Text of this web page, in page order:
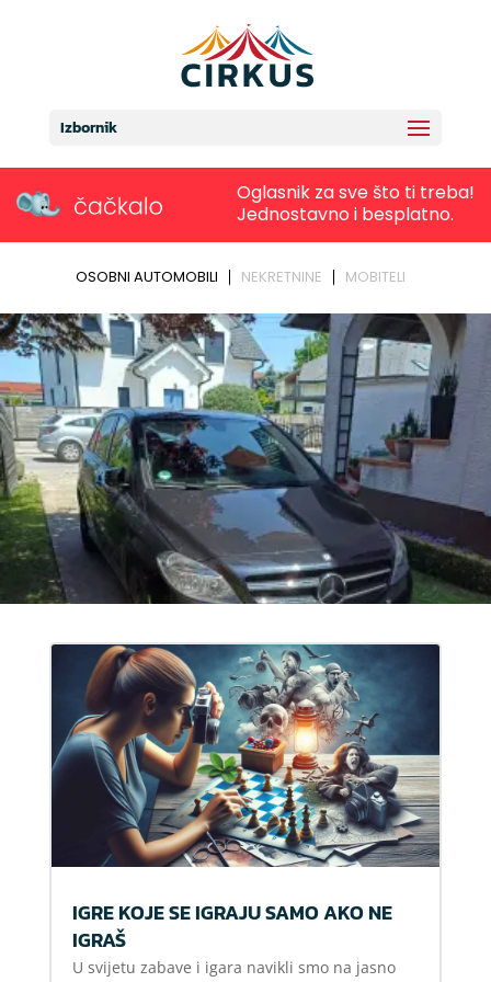
Izbornik
IGRE KOJE SE IGRAJU SAMO AKO NE
IGRAŠ
U svijetu zabave i igara navikli smo na jasno